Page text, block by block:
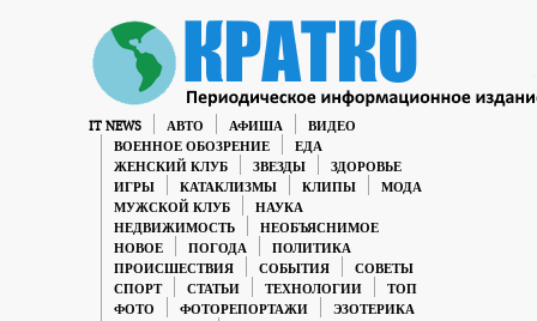
IT NEWS АВТО АФИША
ВИДЕО
ВОЕННОЕ ОБОЗРЕНИЕ
ЕДА
ЖЕНСКИЙ КЛУБ
ЗВЕЗДЫ
ЗДОРОВЬЕ
ИГРЫ
КАТАКЛИЗМЫ КЛИПЫ
МОДА
МУЖСКОЙ КЛУБ
НАУКА
НЕДВИЖИМОСТЬ
НЕОБЪЯСНИМОЕ
НОВОЕ
ПОГОДА
ПОЛИТИКА
ПРОИСШЕСТВИЯ
СОБЫТИЯ
СОВЕТЫ
СПОРТ
СТАТЬИ ТЕХНОЛОГИИ
ТОП
ФОТО
ФОТОРЕПОРТАЖИ
ЭЗОТЕРИКА